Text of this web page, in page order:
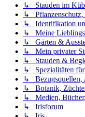
↳ Stauden im
↳ Pflanzenschutz,
↳ Identifikation
↳ Meine
↳ Gärten &
↳ Mein privater
↳ Stauden &
↳ Spezialitäten für
↳ Bezugsquellen,
↳ Botanik,
↳ Medien,
↳ Irisforum